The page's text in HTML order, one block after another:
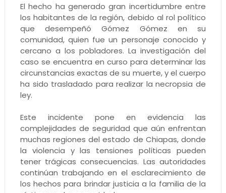
El hecho ha generado gran incertidumbre entre
los habitantes de la región, debido al rol político
que desempeñó Gómez Gómez en su
comunidad, quien fue un personaje conocido y
cercano a los pobladores. La investigación del
caso se encuentra en curso para determinar las
circunstancias exactas de su muerte, y el cuerpo
ha sido trasladado para realizar la necropsia de
ley.
Este incidente pone en evidencia las
complejidades de seguridad que aún enfrentan
muchas regiones del estado de Chiapas, donde
la violencia y las tensiones políticas pueden
tener trágicas consecuencias. Las autoridades
continúan trabajando en el esclarecimiento de
los hechos para brindar justicia a la familia de la